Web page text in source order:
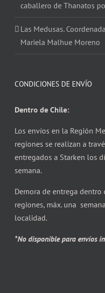
caballero de Thanatos
Las Medusas.
Mariela Malhue Moreno
CONDICIONES DE ENVÍO
Dentro de Chile:
Los envíos en la Región
regiones se realizan a
entregados a Starken los
semana.
Demora de entrega dentro
regiones, máx. una
localidad.
*No disponible para envíos